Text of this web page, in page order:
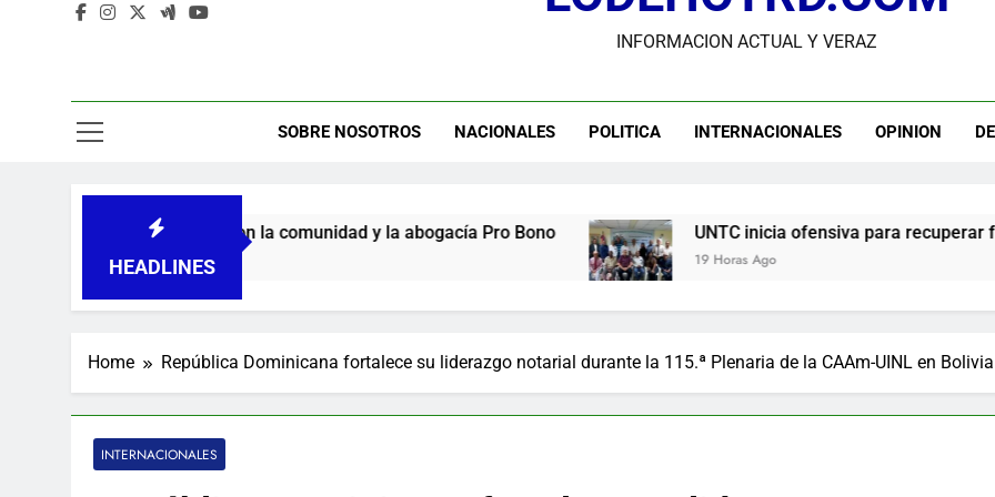
Guanin reconoce a Lora & Asociados por su compromiso
Star Sport desarrolla en Santiago la sexta jornada sobre
INFORMACION ACTUAL Y VERAZ
SOBRE NOSOTROS NACIONALES POLITICA INTERNACIONALES OPINION
HEADLINES
con la comunidad y la abogacía Pro Bono UNTC inicia ofensiva para recuperar fuerza gremial
19 Horas Ago
Home República Dominicana fortalece su liderazgo notarial durante la 115.ª Plenaria de la CAAm-UINL en Bolivia
INTERNACIONALES